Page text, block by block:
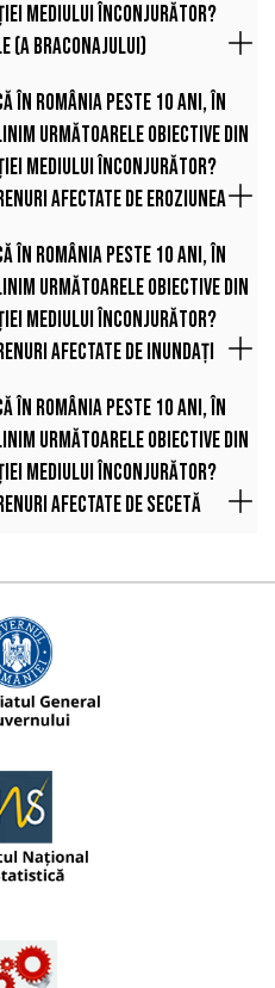
mediului înconjurător?
(a braconajului)
în România peste 10 ani, în
următoarele obiective din
mediului înconjurător?
afectate de eroziunea
în România peste 10 ani, în
următoarele obiective din
mediului înconjurător?
afectate de inundați
în România peste 10 ani, în
următoarele obiective din
mediului înconjurător?
afectate de secetă